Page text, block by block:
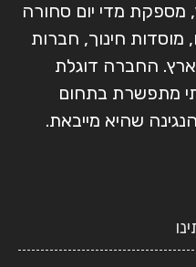
מספקת מדי יום סחורה
מוסדות חינוך, חברות
החברה דוגלת
מתפשרת בתחום
שהיא מייבאת.